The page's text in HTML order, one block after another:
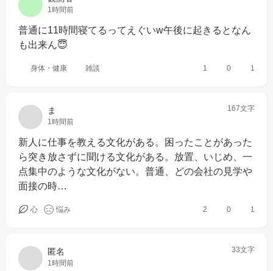
1時間前
普通に11時間寝てるってえぐいw午後に起きるとなん
も出来ん😇
身体・健康 雑談 1 0 1
ま
1時間前
167文字
新人に仕事を教える文化がある。困ったことがあった
ら突き放さずに聞ける文化がある。放置、いじめ、一
点集中のような文化がない。普通、どの会社の見学や
面接の時…
心 悩み 2 0 1
匿名
1時間前
33文字